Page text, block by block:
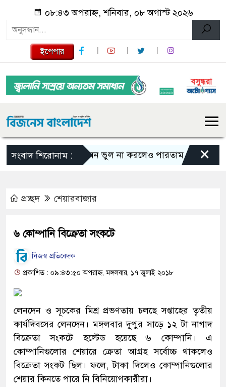
০৮:৪৩ অপরাহ্ন, শনিবার, ০৮ অগাস্ট ২০২৬
ইপেপার
সংবাদ শিরোনাম :এমন ভুল না করলেও পারতাম : শাকিব খান
×
প্রচ্ছদ শেয়ারবাজার
৬ কোম্পানি বিক্রেতা সংকটে
নিজস্ব প্রতিবেদক
প্রকাশিত : ০৯:৪৩:৫০ অপরাহ্ন, মঙ্গলবার, ১৭ জুলাই ২০১৮
লেনদেন ও সূচকের মিশ্র প্রভণতায় চলছে সপ্তাহের তৃতীয়
কার্যদিবসের লেনদেন। মঙ্গলবার দুপুর সাড়ে ১২ টা নাগাদ
বিক্রেতা সংকটে হল্টেড হয়েছে ৬ কোম্পানি। এ
কোম্পানিগুলোর শেয়ারে ক্রেতা আগ্রহ সর্বোচ্চ থাকলেও
বিক্রেতা সংকট ছিল। ফলে, টাকা দিলেও কোম্পানিগুলোর
শেয়ার কিনতে পারে নি বিনিয়োগকারীরা।